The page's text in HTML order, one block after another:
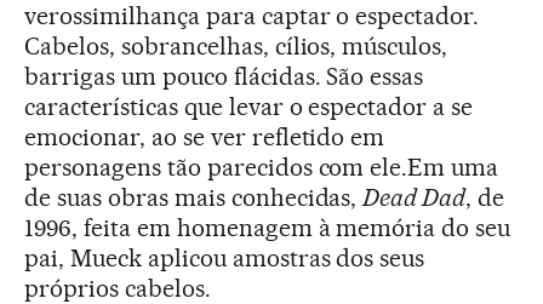
verossimilhança para captar o espectador.
Cabelos, sobrancelhas, cílios, músculos,
barrigas um pouco flácidas. São essas
características que levar o espectador a se
emocionar, ao se ver refletido em
personagens tão parecidos com ele.Em uma
de suas obras mais conhecidas,Dead Dad, de
1996, feita em homenagem à memória do seu
pai, Mueck aplicou amostras dos seus
próprios cabelos.